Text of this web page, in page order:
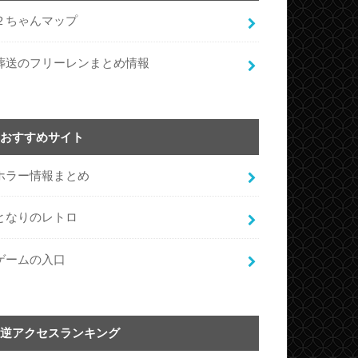
ちゃんマップ
送のフリーレンまとめ情報
おすすめサイト
ラー情報まとめ
なりのレトロ
ームの入口
逆アクセスランキング